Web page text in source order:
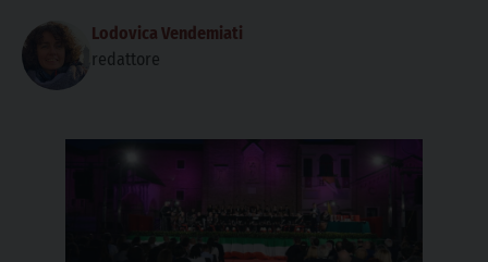
Lodovica Vendemiati
redattore